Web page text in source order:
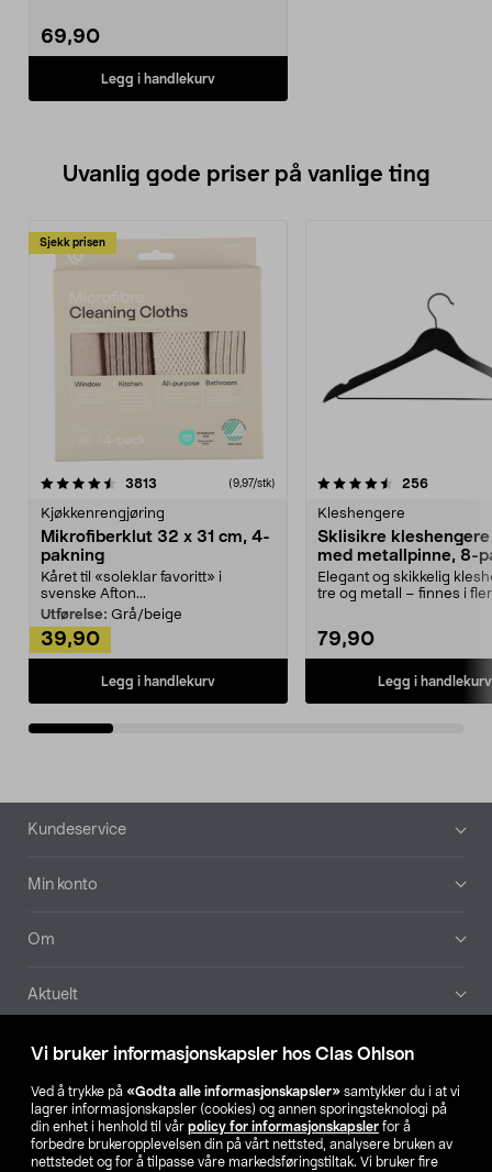
Vi bruker informasjonskapsler hos Clas Ohlson
Ved å trykke på «Godta alle informasjonskapsler» samtykker du i at vi
lagrer informasjonskapsler (cookies) og annen sporingsteknologi på
din enhet i henhold til vår policy for informasjonskapsler for å
forbedre brukeropplevelsen din på vårt nettsted, analysere bruken av
nettstedet og for å tilpasse våre markedsføringstiltak. Vi bruker fire
69,90
Legg i handlekurv
Uvanlig gode priser på vanlige ting
Sjekk prisen
3813 anmeldelser(9,97/stk)
Kjøkkenrengjøring
Mikrofiberklut 32 x 31 cm, 4-
pakning
Kåret til «soleklar favoritt» i
svenske Afton...
Utførelse: Grå/beige
39,90
Legg i handlekurv
4.5av 5 stjerner 256
Kleshengere
Sklisikre
med metallpinne, 8-
Elegant og skikkelig
tre og metall – finnes i
79,90
Legg i handlekurv
4.5av 5 stjerner
Bunntekst
Kundeservice
Min konto
Om
Aktuelt
Våre selskaper
Finn din butikk
SE NO FI